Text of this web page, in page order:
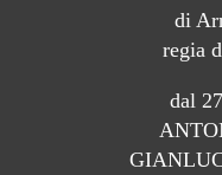
di
regia
dal